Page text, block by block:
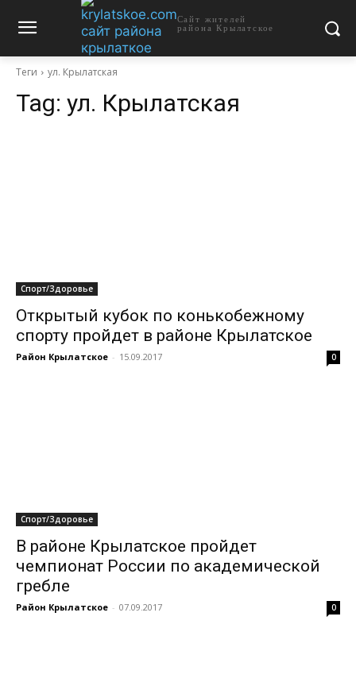
Сайт жителей
района Крылатское
Теги ул. Крылатская
Tag: ул. Крылатская
Спорт/Здоровье
Открытый кубок по конькобежному
спорту пройдет в районе Крылатское
Район Крылатское - 15.09.2017 0
Спорт/Здоровье
В районе Крылатское пройдет
чемпионат России по академической
гребле
Район Крылатское - 07.09.2017 0